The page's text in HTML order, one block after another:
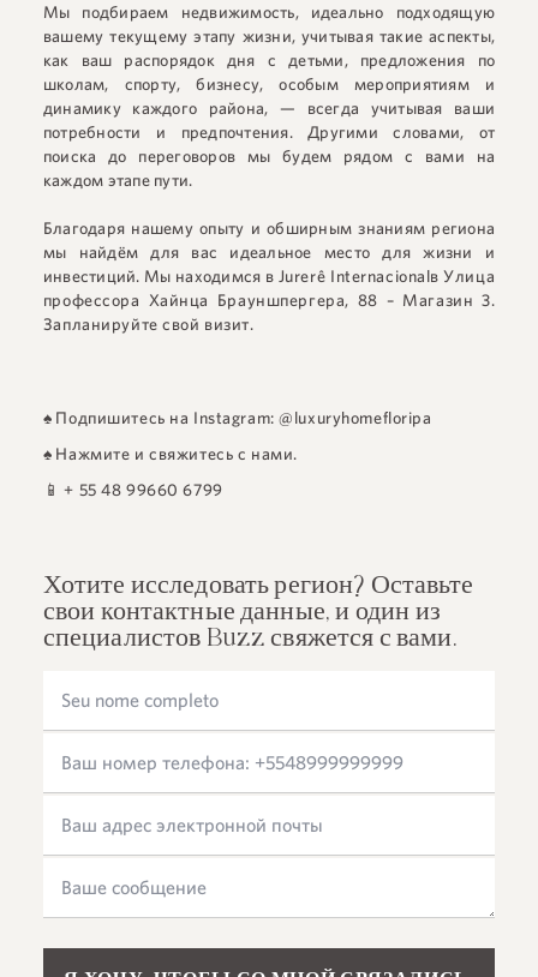
Мы подбираем недвижимость, идеально подходящую
вашему текущему этапу жизни, учитывая такие аспекты,
как ваш распорядок дня с детьми, предложения по
школам, спорту, бизнесу, особым мероприятиям и
динамику каждого района, — всегда учитывая ваши
потребности и предпочтения. Другими словами, от
поиска до переговоров мы будем рядом с вами на
каждом этапе пути.
Благодаря нашему опыту и обширным знаниям региона
мы найдём для вас идеальное место для жизни и
инвестиций. Мы находимся в Jurerê InternacionalвУлица
профессора Хайнца Брауншпергера, 88 – Магазин 3.
Запланируйте свой визит.
♠ Подпишитесь на Instagram: @luxuryhomefloripa
♠ Нажмите и свяжитесь с нами.
📱+ 55 48 99660 6799
Хотите исследовать регион? Оставьте
свои контактные данные, и один из
специалистов Buzz свяжется с вами.
Please leave this field empty.